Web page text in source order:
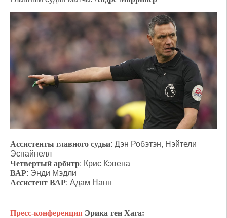
Ассистенты главного судьи: Дэн Робэтэн, Нэйтели
Эспайнелл
Четвертый арбитр: Крис Кэвена
ВАР: Энди Мэдли
Ассистент ВАР: Адам Нанн
Пресс-конференция Эрика тен Хага: